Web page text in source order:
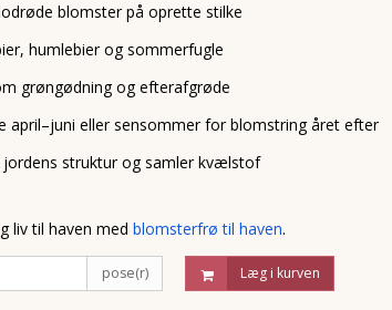
blomster på oprette stilke
humlebier og sommerfugle
grøngødning og efterafgrøde
april–juni eller sensommer for blomstring året efter
jordens struktur og samler kvælstof
liv til haven med blomsterfrø til haven.
pose(r) Læg i kurven